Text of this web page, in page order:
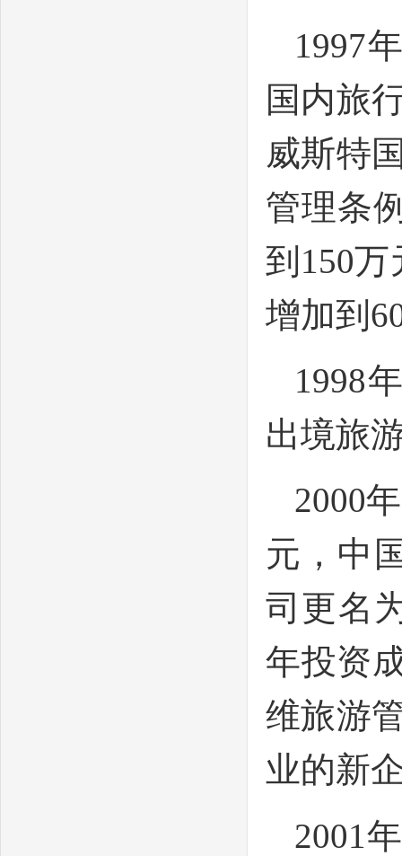
1997
国内旅
威斯特
管理条
到150
增加到
1998
出境旅
2000
元，中
司更名
年投资
维旅游
业的新
2001